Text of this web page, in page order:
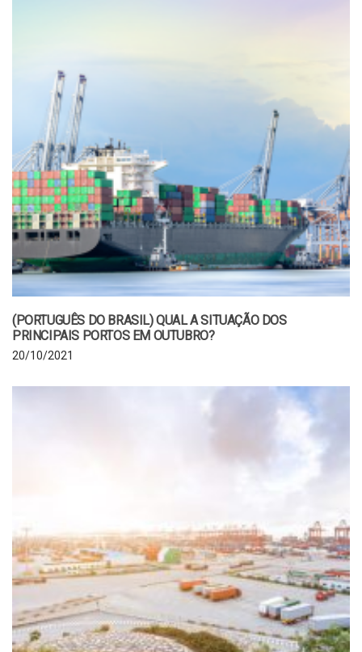
(PORTUGUÊS DO BRASIL) QUAL A SITUAÇÃO DOS
PRINCIPAIS PORTOS EM OUTUBRO?
20/10/2021